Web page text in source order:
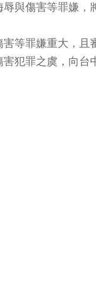
與傷害等罪嫌，
等罪嫌重大，
犯罪之虞，向台